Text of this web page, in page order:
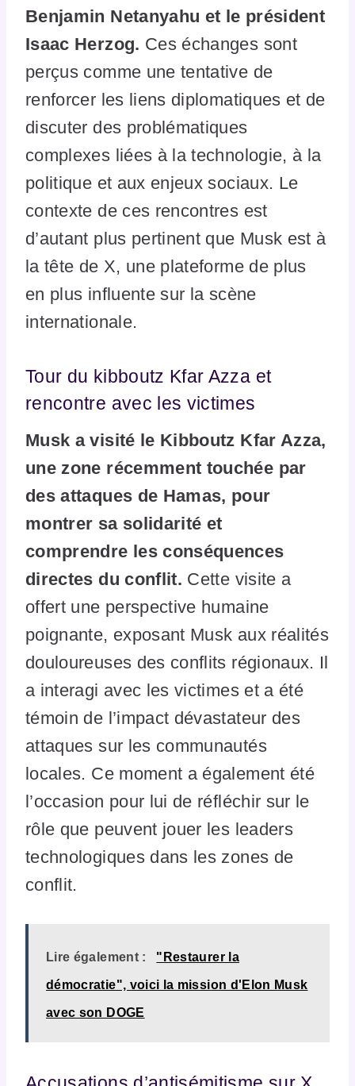
Benjamin Netanyahu et le président
Isaac Herzog. Ces échanges sont
perçus comme une tentative de
renforcer les liens diplomatiques et de
discuter des problématiques
complexes liées à la technologie, à la
politique et aux enjeux sociaux. Le
contexte de ces rencontres est
d’autant plus pertinent que Musk est à
la tête de X, une plateforme de plus
en plus influente sur la scène
internationale.
Tour du kibboutz Kfar Azza et
rencontre avec les victimes
Musk a visité le Kibboutz Kfar Azza,
une zone récemment touchée par
des attaques de Hamas, pour
montrer sa solidarité et
comprendre les conséquences
directes du conflit. Cette visite a
offert une perspective humaine
poignante, exposant Musk aux réalités
douloureuses des conflits régionaux. Il
a interagi avec les victimes et a été
témoin de l’impact dévastateur des
attaques sur les communautés
locales. Ce moment a également été
l’occasion pour lui de réfléchir sur le
rôle que peuvent jouer les leaders
technologiques dans les zones de
conflit.
Lire également : "Restaurer la
démocratie", voici la mission d'Elon Musk
avec son DOGE